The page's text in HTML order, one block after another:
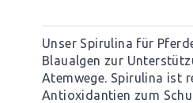
Unser Spirulina für
Blaualgen zur
Atemwege. Spirulina ist
Antioxidantien zum